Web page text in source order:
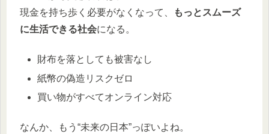
現金を持ち歩く必要がなくなって、
もっとスムーズ
に生活できる社会になる。
財布を落としても被害なし
紙幣の偽造リスクゼロ
買い物がすべてオンライン対応
なんか、もう“未来の日本”っぽいよね。